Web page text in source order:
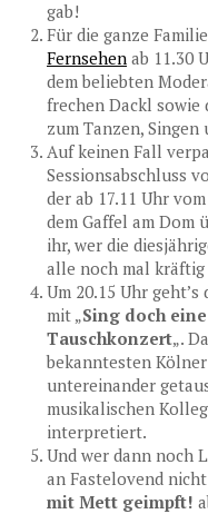
gab!
Für die ganze
Fernsehen ab 11.30
dem beliebten
frechen Dackl sowie
zum Tanzen, Singen
Auf keinen Fall
Sessionsabschluss
der ab 17.11 Uhr vom
dem Gaffel am Dom
ihr, wer die
alle noch mal kräftig
Um 20.15 Uhr
mit „Sing doch
Tauschkonzert„.
bekanntesten
untereinander
musikalischen
interpretiert.
Und wer dann noch
an Fastelovend
mit Mett geimpft!